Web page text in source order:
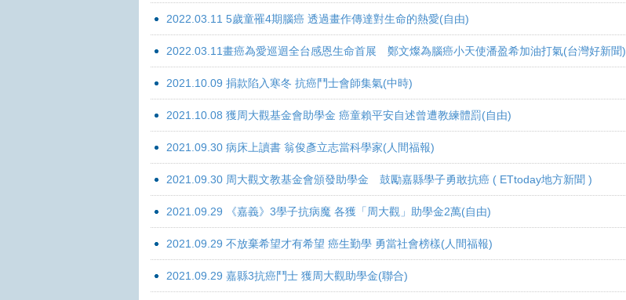
2022.03.11 5歲童罹4期腦癌 透過畫作傳達對生命的熱愛(自由)
2022.03.11畫癌為愛巡迴全台感恩生命首展 鄭文燦為腦癌小天使潘盈希加油打氣(台灣好新聞)
2021.10.09 捐款陷入寒冬 抗癌鬥士會師集氣(中時)
2021.10.08 獲周大觀基金會助學金 癌童賴平安自述曾遭教練體罰(自由)
2021.09.30 病床上讀書 翁俊彥立志當科學家(人間福報)
2021.09.30 周大觀文教基金會頒發助學金 鼓勵嘉縣學子勇敢抗癌 ( ETtoday地方新聞 )
2021.09.29 《嘉義》3學子抗病魔 各獲「周大觀」助學金2萬(自由)
2021.09.29 不放棄希望才有希望 癌生勤學 勇當社會榜樣(人間福報)
2021.09.29 嘉縣3抗癌鬥士 獲周大觀助學金(聯合)